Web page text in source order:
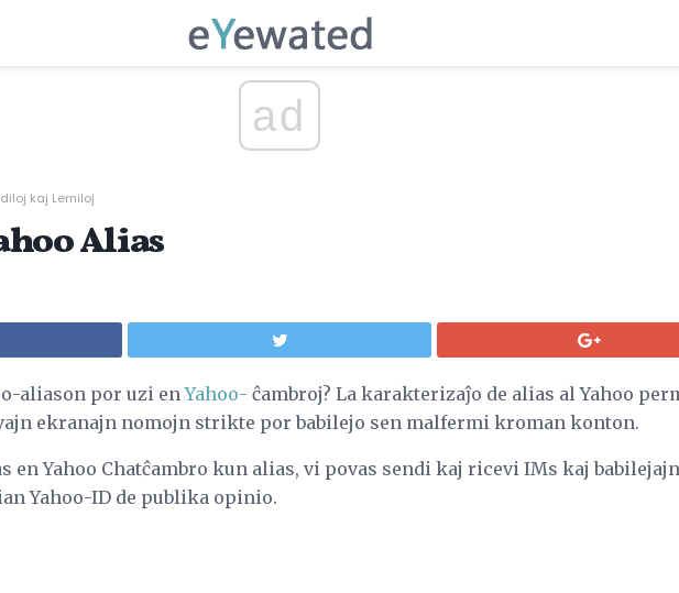
ad
kaj Lerniloj
Alias
aliason por uzi enYahoo- ĉambroj? La karakterizaĵo de alias al Yahoo
ekranajn nomojn strikte por babilejo sen malfermi kroman konton.
en Yahoo Chatĉambro kun alias, vi povas sendi kaj ricevi IMs kaj babilejajn
Yahoo-ID de publika opinio.